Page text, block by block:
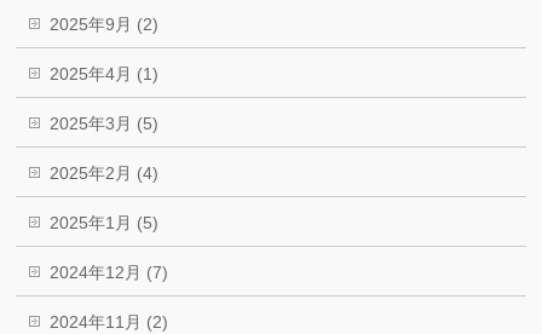
2025年9月 (2)
2025年4月 (1)
2025年3月 (5)
2025年2月 (4)
2025年1月 (5)
2024年12月 (7)
2024年11月 (2)